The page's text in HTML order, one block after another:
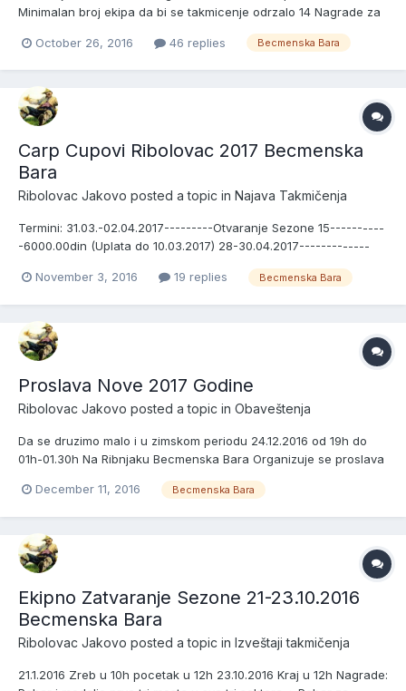
Minimalan broj ekipa da bi se takmicenje odrzalo 14 Nagrade za
--------------------110000.00din 17 ekipa-------------------------
October 26, 2016 46 replies Becmenska Bara
Carp Cupovi Ribolovac 2017 Becmenska
Bara
Ribolovac Jakovo posted a topic in Najava Takmičenja
Termini: 31.03.-02.04.2017---------Otvaranje Sezone 15----------
-6000.00din (Uplata do 10.03.2017) 28-30.04.2017-------------
06.04.2017) 16-18.06.2017-------------Carp Cup Ribolovac 16----
November 3, 2016 19 replies Becmenska Bara
Proslava Nove 2017 Godine
Ribolovac Jakovo posted a topic in Obaveštenja
Da se druzimo malo i u zimskom periodu 24.12.2016 od 19h do
01h-01.30h Na Ribnjaku Becmenska Bara Organizuje se proslava
Pekarskim Krompirom+Salata i Pice domaci program
December 11, 2016 Becmenska Bara
Ekipno Zatvaranje Sezone 21-23.10.2016
Becmenska Bara
Ribolovac Jakovo posted a topic in Izveštaji takmičenja
21.1.2016 Zreb u 10h pocetak u 12h 23.10.2016 Kraj u 12h Nagrade: